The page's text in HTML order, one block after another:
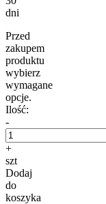
dni
Przed
zakupem
produktu
wybierz
wymagane
opcje.
Ilość:
-
+
szt
Dodaj
do
koszyka